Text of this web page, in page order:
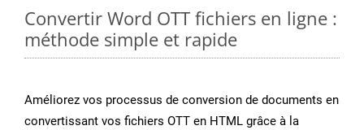
Convertir Word OTT fichiers en ligne :
méthode simple et rapide
Améliorez vos processus de conversion de documents en
convertissant vos fichiers OTT en HTML grâce à la